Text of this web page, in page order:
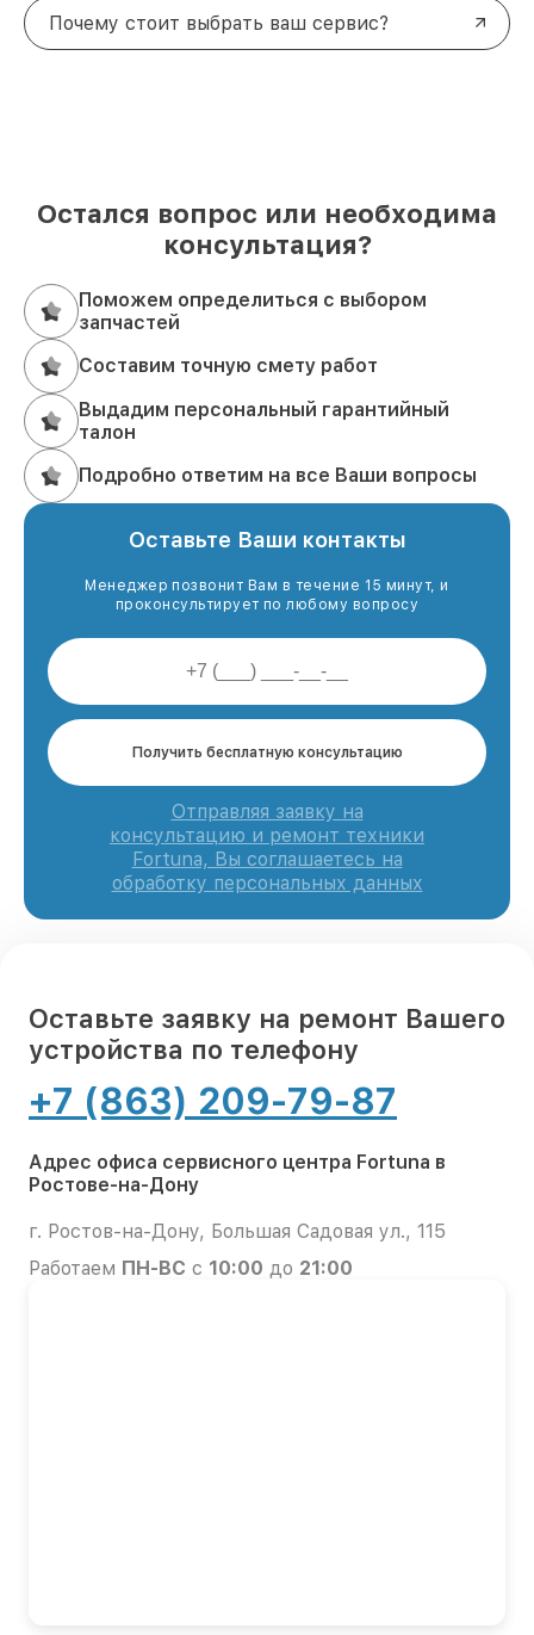
Почему стоит выбрать ваш сервис?
Остался вопрос или необходима
консультация?
Поможем определиться с выбором
запчастей
Составим точную смету работ
Выдадим персональный гарантийный
талон
Подробно ответим на все Ваши вопросы
Оставьте Ваши контакты
Менеджер позвонит Вам в течение 15 минут, и
проконсультирует по любому вопросу
Получить бесплатную консультацию
Отправляя заявку на
консультацию и ремонт техники
Fortuna, Вы соглашаетесь на
обработку персональных данных
Оставьте заявку на ремонт Вашего
устройства по телефону
+7 (863) 209-79-87
Адрес офиса сервисного центра Fortuna в
Ростове-на-Дону
г. Ростов-на-Дону, Большая Садовая ул., 115
Работаем ПН-ВС с 10:00 до 21:00